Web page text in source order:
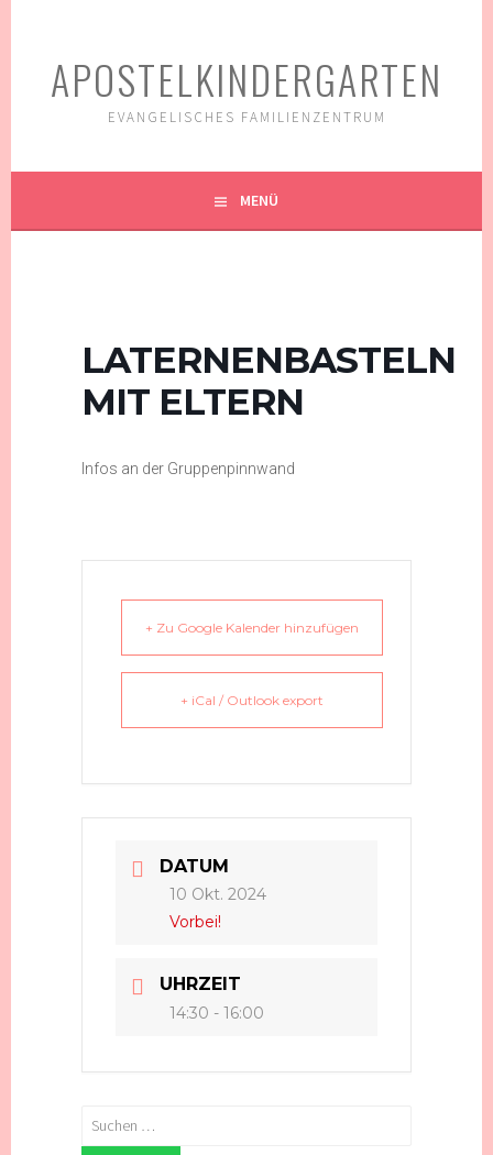
APOSTELKINDERGARTEN
EVANGELISCHES FAMILIENZENTRUM
MENÜ
LATERNENBASTELN
MIT ELTERN
Infos an der Gruppenpinnwand
+ Zu Google Kalender hinzufügen
+ iCal / Outlook export
DATUM
10 Okt. 2024
Vorbei!
UHRZEIT
14:30 - 16:00
Suchen
nach: